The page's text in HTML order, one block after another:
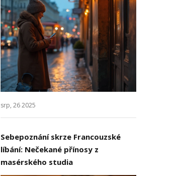
srp, 26 2025
Sebepoznání skrze Francouzské
líbání: Nečekané přínosy z
masérského studia